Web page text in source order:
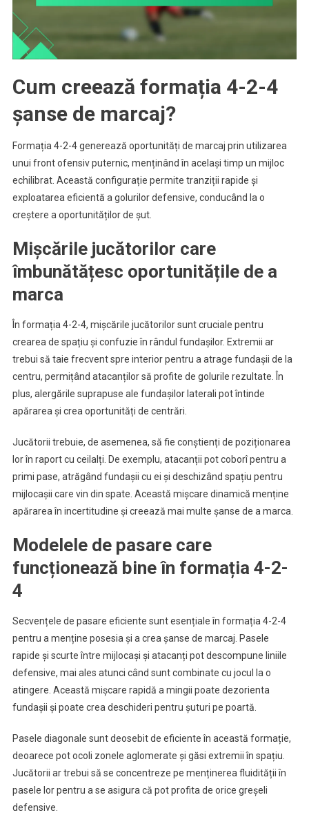
Cum creează formația 4-2-4
șanse de marcaj?
Formația 4-2-4 generează oportunități de marcaj prin utilizarea
unui front ofensiv puternic, menținând în același timp un mijloc
echilibrat. Această configurație permite tranziții rapide și
exploatarea eficientă a golurilor defensive, conducând la o
creștere a oportunităților de șut.
Mișcările jucătorilor care
îmbunătățesc oportunitățile de a
marca
În formația 4-2-4, mișcările jucătorilor sunt cruciale pentru
crearea de spațiu și confuzie în rândul fundașilor. Extremii ar
trebui să taie frecvent spre interior pentru a atrage fundașii de la
centru, permițând atacanților să profite de golurile rezultate. În
plus, alergările suprapuse ale fundașilor laterali pot întinde
apărarea și crea oportunități de centrări.
Jucătorii trebuie, de asemenea, să fie conștienți de poziționarea
lor în raport cu ceilalți. De exemplu, atacanții pot coborî pentru a
primi pase, atrăgând fundașii cu ei și deschizând spațiu pentru
mijlocașii care vin din spate. Această mișcare dinamică menține
apărarea în incertitudine și creează mai multe șanse de a marca.
Modelele de pasare care
funcționează bine în formația 4-2-
4
Secvențele de pasare eficiente sunt esențiale în formația 4-2-4
pentru a menține posesia și a crea șanse de marcaj. Pasele
rapide și scurte între mijlocași și atacanți pot descompune liniile
defensive, mai ales atunci când sunt combinate cu jocul la o
atingere. Această mișcare rapidă a mingii poate dezorienta
fundașii și poate crea deschideri pentru șuturi pe poartă.
Pasele diagonale sunt deosebit de eficiente în această formație,
deoarece pot ocoli zonele aglomerate și găsi extremii în spațiu.
Jucătorii ar trebui să se concentreze pe menținerea fluidității în
pasele lor pentru a se asigura că pot profita de orice greșeli
defensive.